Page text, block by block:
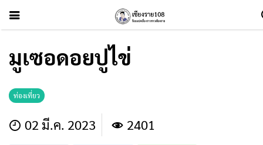
มูเซอดอยปูไข่
ท่องเที่ยว
02 มี.ค. 2023 2401